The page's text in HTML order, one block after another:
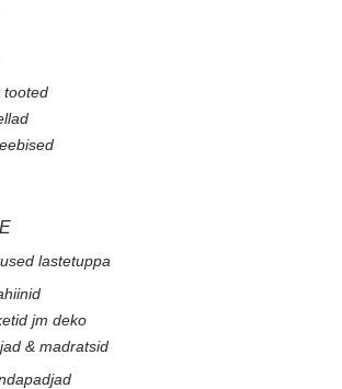
tooted
lastetuppa
jm deko
& madratsid